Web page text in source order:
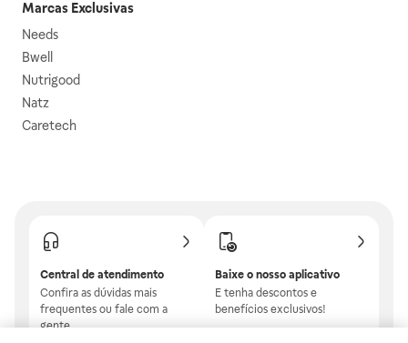
Marcas Exclusivas
Needs
Bwell
Nutrigood
Natz
Caretech
Central de atendimento
Confira as dúvidas mais
frequentes ou fale com a
gente.
Baixe o nosso aplicativo
E tenha descontos e
benefícios exclusivos!